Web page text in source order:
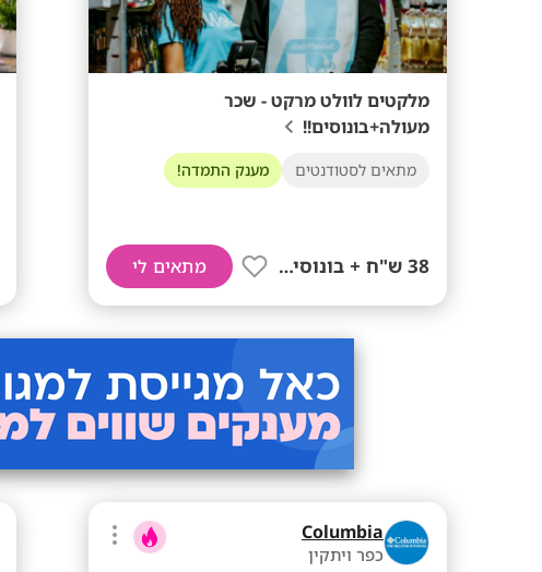
מלקטים לוולט מרקט - שכר
מעולה+בונוסים!!
מתאים לסטודנטים מענק התמדה!
38 ש"ח + בונוסים!! מתאים לי
Columbia
כפר ויתקין